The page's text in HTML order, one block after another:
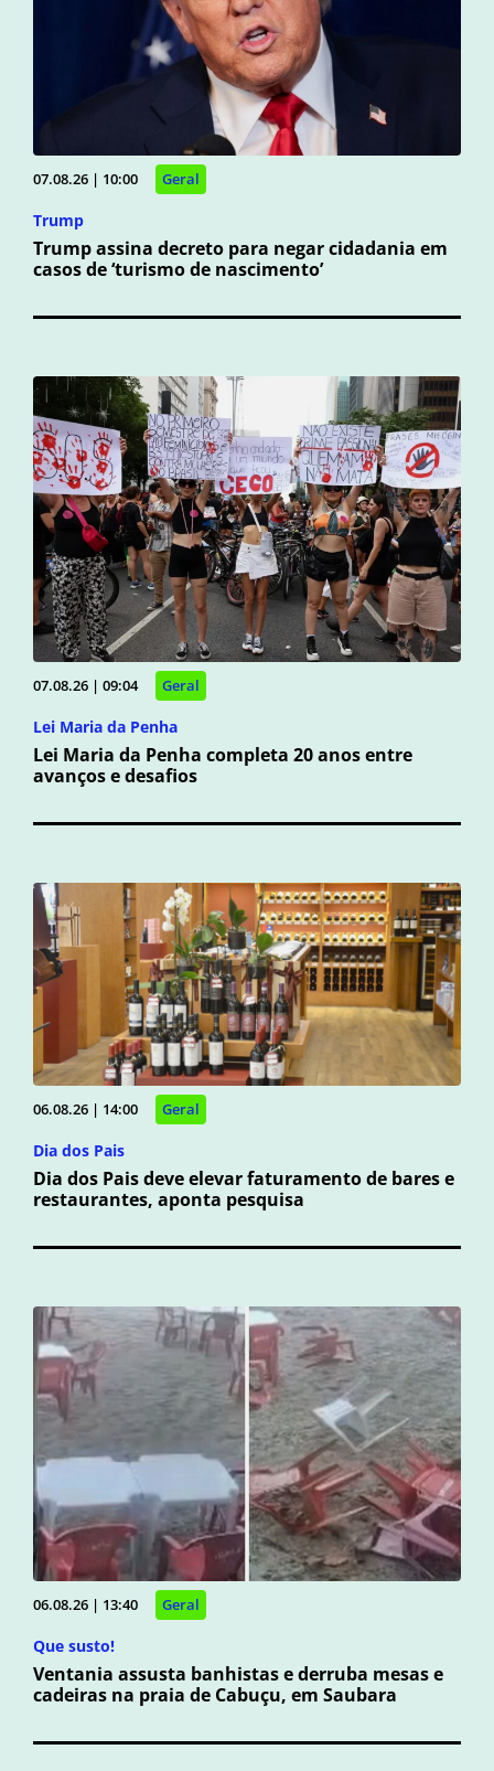
07.08.26 | 10:00 Geral
Trump
Trump assina decreto para negar cidadania em
casos de ‘turismo de nascimento’
07.08.26 | 09:04 Geral
Lei Maria da Penha
Lei Maria da Penha completa 20 anos entre
avanços e desafios
06.08.26 | 14:00 Geral
Dia dos Pais
Dia dos Pais deve elevar faturamento de bares e
restaurantes, aponta pesquisa
06.08.26 | 13:40 Geral
Que susto!
Ventania assusta banhistas e derruba mesas e
cadeiras na praia de Cabuçu, em Saubara